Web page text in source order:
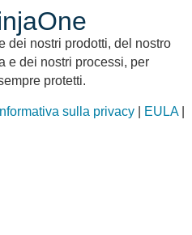
dei nostri prodotti, del nostro
e dei nostri processi, per
protetti.
Informativa sulla privacy EULA|